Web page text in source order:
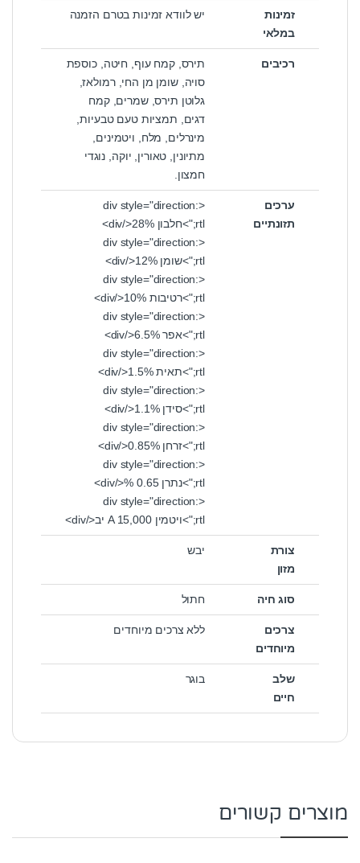
זמינות
במלאי
יש לוודא זמינות בטרם הזמנה
רכיבים
תירס, קמח עוף, חיטה, כוספת
סויה, שומן מן החי, רמולאז,
גלוטן תירס, שמרים, קמח
דגים, תמציות טעם טבעיות,
מינרלים, מלח, ויטמינים,
מתיונין, טאורין, יוקה, נוגדי
חמצון.
ערכים
תזונתיים
<div style="direction:
rtl;">חלבון 28%</div>
<div style="direction:
rtl;">שומן 12%</div>
<div style="direction:
rtl;">רטיבות 10%</div>
<div style="direction:
rtl;">אפר 6.5%</div>
<div style="direction:
rtl;">תאית 1.5%</div>
<div style="direction:
rtl;">סידן 1.1%</div>
<div style="direction:
rtl;">זרחן 0.85%</div>
<div style="direction:
rtl;">נתרן 0.65 %</div>
<div style="direction:
rtl;">ויטמין A 15,000 יב</div>
צורת
מזון
יבש
סוג חיה חתול
צרכים
מיוחדים
ללא צרכים מיוחדים
שלב
חיים
בוגר
מוצרים קשורים